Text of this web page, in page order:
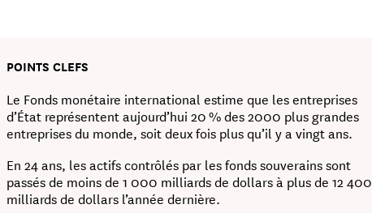
POINTS CLEFS
Le Fonds monétaire international estime que les entreprises
d’État représentent aujourd’hui 20 % des 2000 plus grandes
entreprises du monde, soit deux fois plus qu’il y a vingt ans.
En 24 ans, les actifs contrôlés par les fonds souverains sont
passés de moins de 1 000 milliards de dollars à plus de 12 400
milliards de dollars l’année dernière.